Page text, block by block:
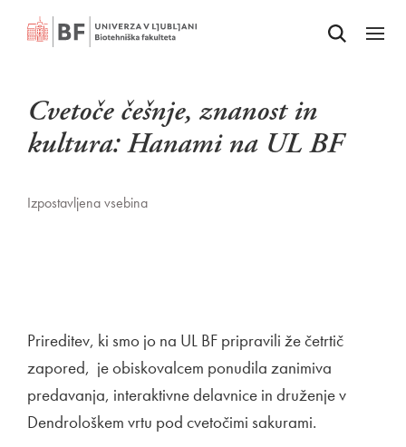
Odpri iskalnik
Odpri
Cvetoče češnje, znanost in
kultura: Hanami na UL BF
Izpostavljena vsebina
Prireditev, ki smo jo na UL BF pripravili že četrtič
zapored, je obiskovalcem ponudila zanimiva
predavanja, interaktivne delavnice in druženje v
Dendrološkem vrtu pod cvetočimi sakurami.